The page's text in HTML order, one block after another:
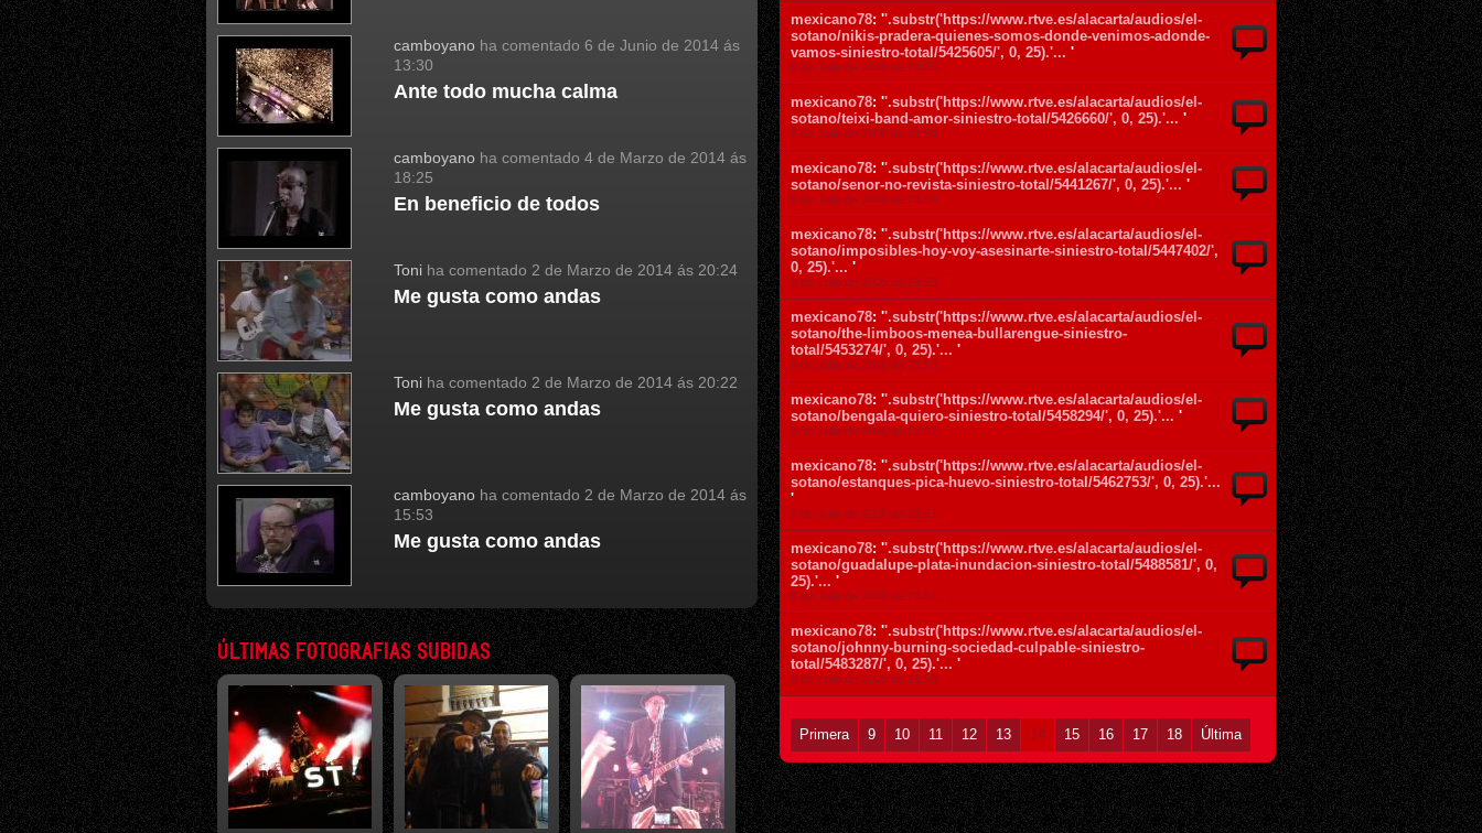
camboyano ha comentado 6 de Junio de 2014 ás
13:30
Ante todo mucha calma
camboyano ha comentado 4 de Marzo de 2014 ás
18:25
En beneficio de todos
Toni ha comentado 2 de Marzo de 2014 ás 20:24
Me gusta como andas
Toni ha comentado 2 de Marzo de 2014 ás 20:22
Me gusta como andas
camboyano ha comentado 2 de Marzo de 2014 ás
15:53
Me gusta como andas
ÚLTIMAS FOTOGRAFIAS SUBIDAS
mexicano78: ''.substr('https://www.rtve.es/alacarta/audios/el-
sotano/nikis-pradera-quienes-somos-donde-venimos-adonde-
vamos-siniestro-total/5425605/', 0, 25).'... '
8 de Julio de 2020 ás 21:55
mexicano78: ''.substr('https://www.rtve.es/alacarta/audios/el-
sotano/teixi-band-amor-siniestro-total/5426660/', 0, 25).'... '
8 de Julio de 2020 ás 21:54
mexicano78: ''.substr('https://www.rtve.es/alacarta/audios/el-
sotano/senor-no-revista-siniestro-total/5441267/', 0, 25).'... '
8 de Julio de 2020 ás 21:54
mexicano78: ''.substr('https://www.rtve.es/alacarta/audios/el-
sotano/imposibles-hoy-voy-asesinarte-siniestro-total/5447402/',
0, 25).'... '
8 de Julio de 2020 ás 21:53
mexicano78: ''.substr('https://www.rtve.es/alacarta/audios/el-
sotano/the-limboos-menea-bullarengue-siniestro-
total/5453274/', 0, 25).'... '
8 de Julio de 2020 ás 21:53
mexicano78: ''.substr('https://www.rtve.es/alacarta/audios/el-
sotano/bengala-quiero-siniestro-total/5458294/', 0, 25).'... '
8 de Julio de 2020 ás 21:52
mexicano78: ''.substr('https://www.rtve.es/alacarta/audios/el-
sotano/estanques-pica-huevo-siniestro-total/5462753/', 0, 25).'...
'
8 de Julio de 2020 ás 21:51
mexicano78: ''.substr('https://www.rtve.es/alacarta/audios/el-
sotano/guadalupe-plata-inundacion-siniestro-total/5488581/', 0,
25).'... '
8 de Julio de 2020 ás 21:51
mexicano78: ''.substr('https://www.rtve.es/alacarta/audios/el-
sotano/johnny-burning-sociedad-culpable-siniestro-
total/5483287/', 0, 25).'... '
8 de Julio de 2020 ás 21:50
Primera 9 10 11 12 13 14 15 16 17 18 Última